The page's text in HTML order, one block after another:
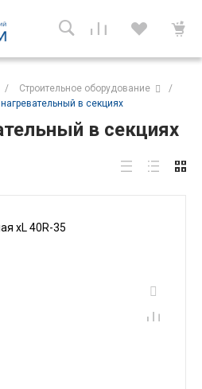
/ Строительное оборудование
/
в секциях
в секциях
xL 40R-35